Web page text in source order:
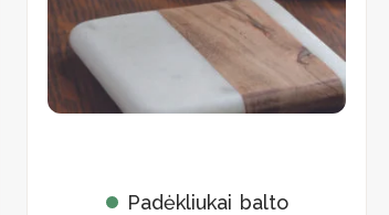
Padėkliukai balto